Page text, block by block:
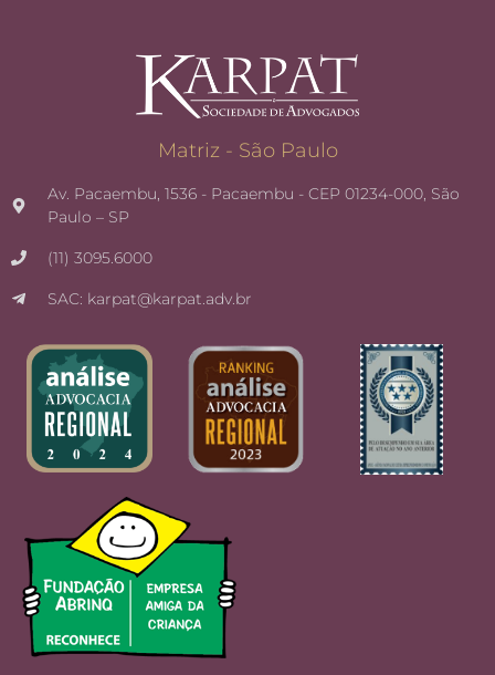
Matriz - São Paulo
Av. Pacaembu, 1536 - Pacaembu - CEP 01234-000, São
Paulo – SP
(11) 3095.6000
SAC: karpat@karpat.adv.br